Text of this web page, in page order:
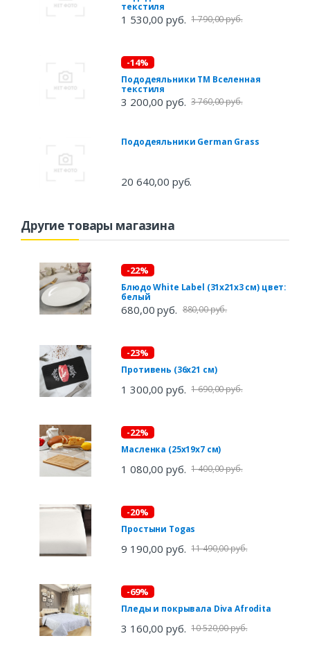
текстиля
1 530,00 руб. 1 790,00 руб.
-14%
Пододеяльники ТМ Вселенная
текстиля
3 200,00 руб. 3 760,00 руб.
Пододеяльники German Grass
20 640,00 руб.
Другие товары магазина
-22%
Блюдо White Label (31х21х3 см) цвет:
белый
680,00 руб. 880,00 руб.
-23%
Противень (36х21 см)
1 300,00 руб. 1 690,00 руб.
-22%
Масленка (25х19х7 см)
1 080,00 руб. 1 400,00 руб.
-20%
Простыни Togas
9 190,00 руб. 11 490,00 руб.
-69%
Пледы и покрывала Diva Afrodita
3 160,00 руб. 10 520,00 руб.